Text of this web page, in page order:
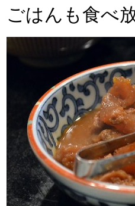
ごはんも食べ